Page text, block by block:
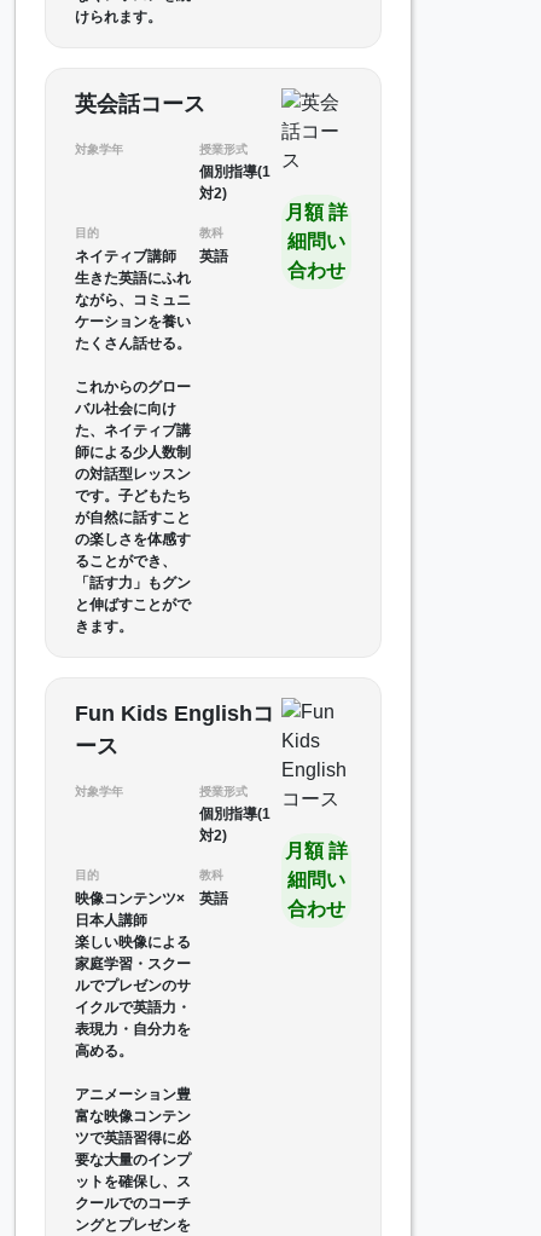
けられます。
英会話コース
対象学年 授業形式
個別指導(1
対2)
目的
ネイティブ講師
生きた英語にふれ
ながら、コミュニ
ケーションを養い
たくさん話せる。
これからのグロー
バル社会に向け
た、ネイティブ講
師による少人数制
の対話型レッスン
です。子どもたち
が自然に話すこと
の楽しさを体感す
ることができ、
「話す力」もグン
と伸ばすことがで
きます。
教科
英語
月額 詳
細問い
合わせ
Fun Kids Englishコ
ース
対象学年 授業形式
個別指導(1
対2)
目的
映像コンテンツ×
日本人講師
楽しい映像による
家庭学習・スクー
ルでプレゼンのサ
イクルで英語力・
表現力・自分力を
高める。
アニメーション豊
富な映像コンテン
ツで英語習得に必
要な大量のインプ
ットを確保し、ス
クールでのコーチ
ングとプレゼンを
教科
英語
月額 詳
細問い
合わせ